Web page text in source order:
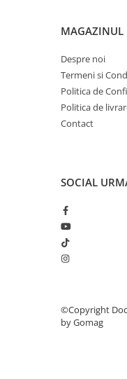
MAGAZINUL
Despre noi
Termeni si
Politica de
Politica de
Contact
SOCIAL
©Copyright
by Gomag